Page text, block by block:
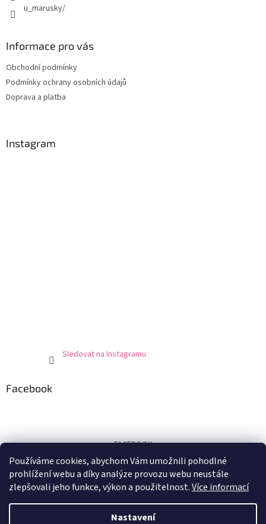
Používáme cookies, abychom Vám umožnili pohodlné
prohlížení webu a díky analýze provozu webu neustále
zlepšovali jeho funkce, výkon a použitelnost.Více informací
Nastavení
u_marusky/
Informace pro vás
Obchodní podmínky
Podmínky ochrany osobních údajů
Doprava a platba
Instagram
Sledovat na Instagramu
Facebook
FACEBOOK
Certifikát
Vytvořil Shoptet